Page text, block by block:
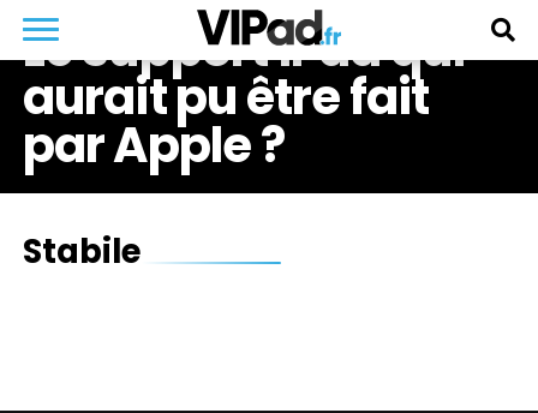
Le support iPad qui
aurait pu être fait
par Apple ?
Stabile